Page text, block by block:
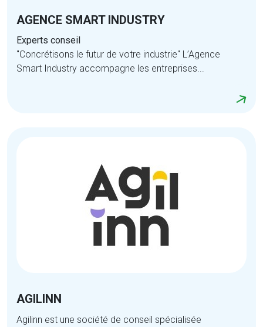
AGENCE SMART INDUSTRY
Experts conseil
"Concrétisons le futur de votre industrie" L’Agence
Smart Industry accompagne les entreprises...
AGILINN
Agilinn est une société de conseil spécialisée